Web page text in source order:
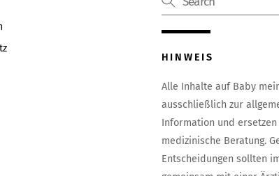
HINWEIS
Alle Inhalte auf Baby
ausschließlich zur
Information und ersetzen
medizinische Beratung.
Entscheidungen sollten